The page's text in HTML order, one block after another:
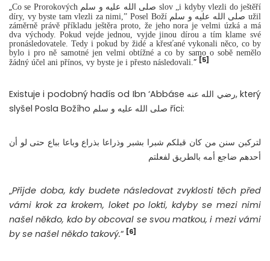
„ slov
„i kdyby vlezli do ještěří
díry, vy byste tam vlezli za nimi,” Posel Boží صلى الله عليه و سلم užil
záměrně právě příkladu ještěra proto, že jeho nora je velmi úzká a má
dva východy. Pokud vejde jednou, vyjde jinou dírou a tím klame své
pronásledovatele. Tedy i pokud by židé a křesťané vykonali něco, co by
bylo i pro ně samotné jen velmi obtížné a co by samo o sobě nemělo
žádný účel ani přínos, vy byste je i přesto následovali. ” [5]
Existuje i podobný hadís od Ibn ‘Abbáse رضي الله عنه, který
slyšel Posla Božího صلى الله عليه و سلم říci:
لتركبن سنن من كان قبلكم شبرا بشبر وذراعا بذراع وباعا بباع حتى لو أن
أحدهم ضاجع أمه بالطريق لفعلتم
„Přijde doba, kdy budete následovat zvyklosti těch před
vámi krok za krokem, loket po lokti, kdyby se mezi nimi
našel někdo, kdo by obcoval se svou matkou, i mezi vámi
by se našel někdo takový.“ [6]